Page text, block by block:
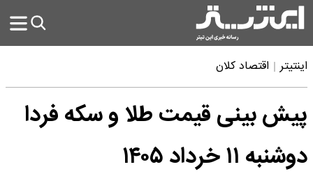
اینتیتر اقتصاد کلان
پیش بینی قیمت طلا و سکه فردا
دوشنبه ۱۱ خرداد ۱۴۰۵